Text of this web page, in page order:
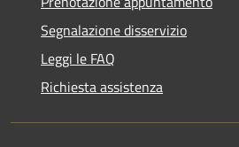
Segnalazione disservizio
Leggi le FAQ
Richiesta assistenza